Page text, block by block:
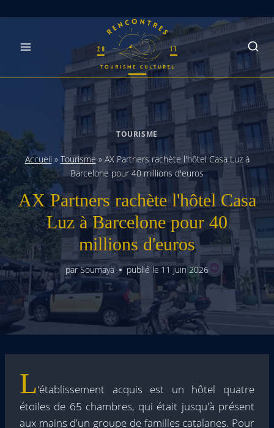
TOURISME
Accueil » Tourisme » AX Partners rachète l'hôtel Casa Luz à
Barcelone pour 40 millions d'euros
AX Partners rachète l'hôtel Casa
Luz à Barcelone pour 40
millions d'euros
parSoumaya publié le 11 juin 2026
L'établissement acquis est un hôtel quatre
étoiles de 65 chambres, qui était jusqu'à présent
aux mains d'un groupe de familles catalanes. Pour